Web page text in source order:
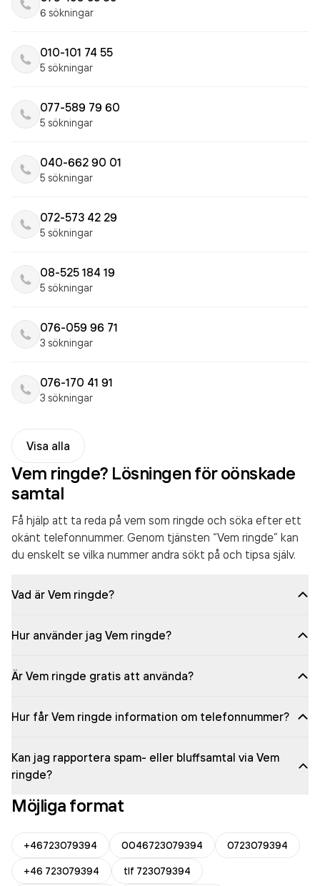
6 sökningar
010-101 74 55
5 sökningar
077-589 79 60
5 sökningar
040-662 90 01
5 sökningar
072-573 42 29
5 sökningar
08-525 184 19
5 sökningar
076-059 96 71
3 sökningar
076-170 41 91
3 sökningar
Visa alla
Vem ringde? Lösningen för oönskade
samtal
Få hjälp att ta reda på vem som ringde och söka efter ett
okänt telefonnummer. Genom tjänsten “Vem ringde” kan
du enskelt se vilka nummer andra sökt på och tipsa själv.
Vad är Vem ringde?
Hur använder jag Vem ringde?
Är Vem ringde gratis att använda?
Hur får Vem ringde information om telefonnummer?
Kan jag rapportera spam- eller bluffsamtal via Vem
ringde?
Möjliga format
+46723079394 0046723079394
0723079394
+46 723079394
tlf 723079394